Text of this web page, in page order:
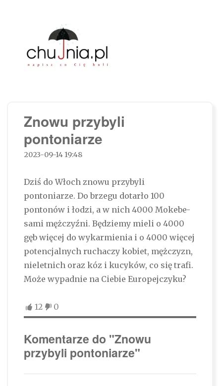
Znowu przybyli
pontoniarze
2023-09-14 19:48
Dziś do Włoch znowu przybyli
pontoniarze. Do brzegu dotarło 100
pontonów i łodzi, a w nich 4000 Mokebe-
sami mężczyźni. Będziemy mieli o 4000
gęb więcej do wykarmienia i o 4000 więcej
potencjalnych ruchaczy kobiet, mężczyzn,
nieletnich oraz kóz i kucyków, co się trafi.
Może wypadnie na Ciebie Europejczyku?
12 0
Komentarze do "Znowu
przybyli pontoniarze"